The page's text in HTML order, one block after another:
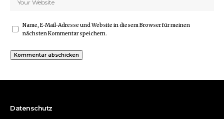
Name, E-Mail-Adresse und Website in diesem Browser für meinen
nächsten Kommentar speichern.
Datenschutz